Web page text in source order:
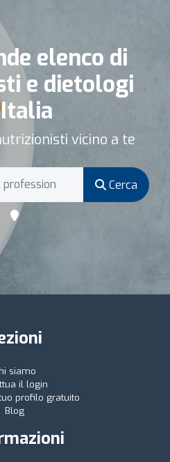
elenco di
e dietologi
vicino a te
Cerca
siamo
il login
profilo gratuito
Blog